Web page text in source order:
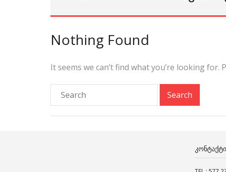
Nothing Found
It seems we can’t find what you’re looking for.